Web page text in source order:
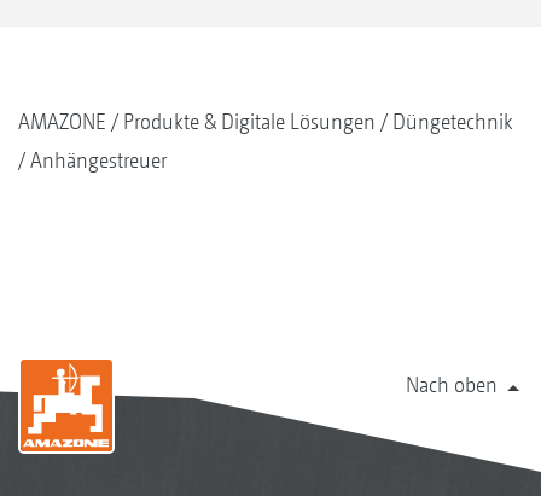
AMAZONE Produkte & Digitale Lösungen
Düngetechnik
Anhängestreuer
Nach oben